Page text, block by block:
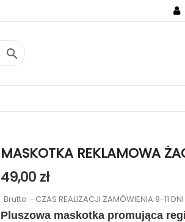

MASKOTKA REKLAMOWA
49,00 zł
Brutto CZAS REALIZACJI ZAMÓWIENIA 8-11
Pluszowa maskotka promująca